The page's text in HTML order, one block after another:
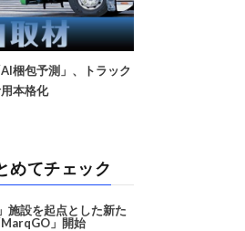
梱包予測」、トラック
本格化
めてチェック
施設を起点とした新た
」開始